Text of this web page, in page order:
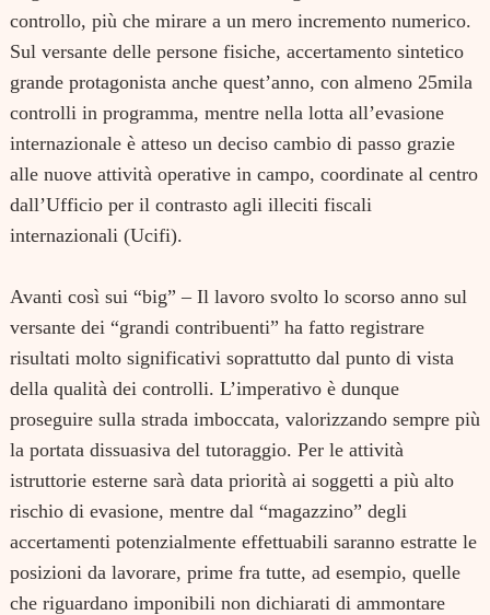
controllo, più che mirare a un mero incremento numerico.
Sul versante delle persone fisiche, accertamento sintetico
grande protagonista anche quest’anno, con almeno 25mila
controlli in programma, mentre nella lotta all’evasione
internazionale è atteso un deciso cambio di passo grazie
alle nuove attività operative in campo, coordinate al centro
dall’Ufficio per il contrasto agli illeciti fiscali
internazionali (Ucifi).
Avanti così sui “big” – Il lavoro svolto lo scorso anno sul
versante dei “grandi contribuenti” ha fatto registrare
risultati molto significativi soprattutto dal punto di vista
della qualità dei controlli. L’imperativo è dunque
proseguire sulla strada imboccata, valorizzando sempre più
la portata dissuasiva del tutoraggio. Per le attività
istruttorie esterne sarà data priorità ai soggetti a più alto
rischio di evasione, mentre dal “magazzino” degli
accertamenti potenzialmente effettuabili saranno estratte le
posizioni da lavorare, prime fra tutte, ad esempio, quelle
che riguardano imponibili non dichiarati di ammontare